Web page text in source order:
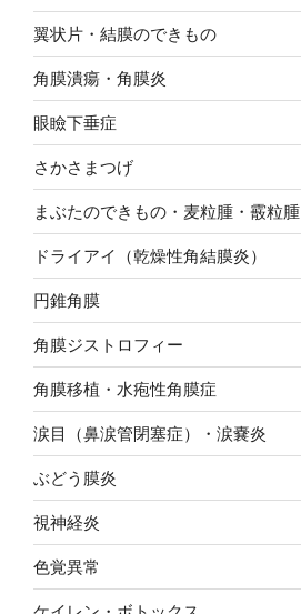
翼状片・結膜のできもの
角膜潰瘍・角膜炎
眼瞼下垂症
さかさまつげ
まぶたのできもの・麦粒腫・霰粒腫
ドライアイ（乾燥性角結膜炎）
円錐角膜
角膜ジストロフィー
角膜移植・水疱性角膜症
涙目（鼻涙管閉塞症）・涙嚢炎
ぶどう膜炎
視神経炎
色覚異常